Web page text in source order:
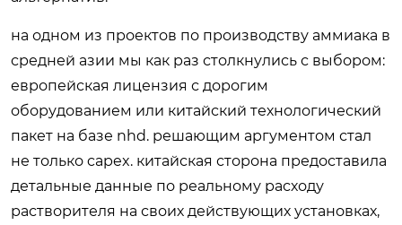
на одном из проектов по производству аммиака в
средней азии мы как раз столкнулись с выбором:
европейская лицензия с дорогим
оборудованием или китайский технологический
пакет на базе nhd. решающим аргументом стал
не только capex. китайская сторона предоставила
детальные данные по реальному расходу
растворителя на своих действующих установках,